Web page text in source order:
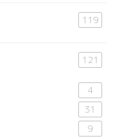
119
121
4
31
9